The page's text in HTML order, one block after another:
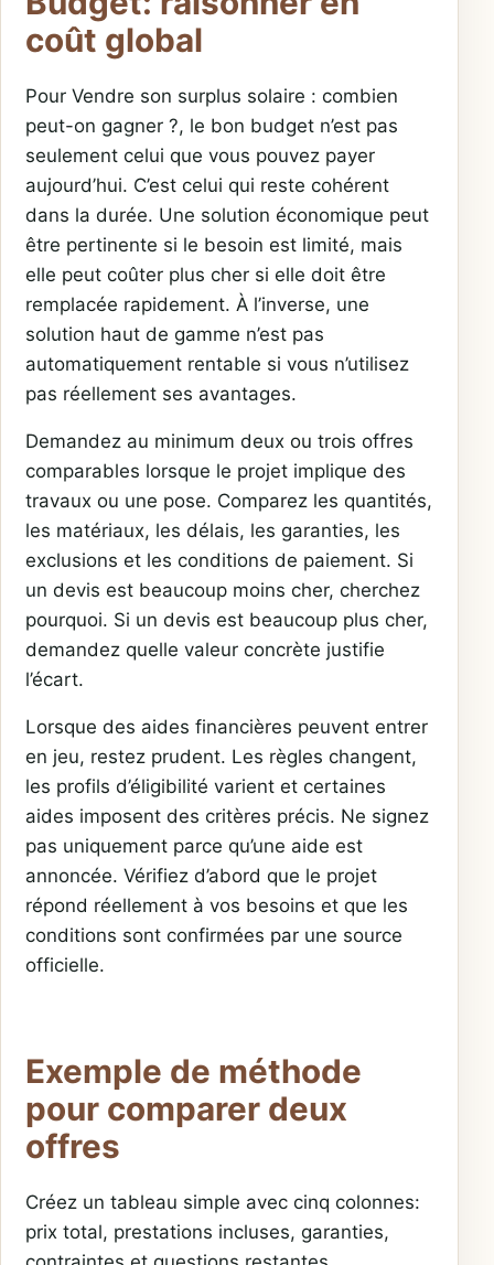
coût global
Pour Vendre son surplus solaire : combien
peut-on gagner ?, le bon budget n’est pas
seulement celui que vous pouvez payer
aujourd’hui. C’est celui qui reste cohérent
dans la durée. Une solution économique peut
être pertinente si le besoin est limité, mais
elle peut coûter plus cher si elle doit être
remplacée rapidement. À l’inverse, une
solution haut de gamme n’est pas
automatiquement rentable si vous n’utilisez
pas réellement ses avantages.
Demandez au minimum deux ou trois offres
comparables lorsque le projet implique des
travaux ou une pose. Comparez les quantités,
les matériaux, les délais, les garanties, les
exclusions et les conditions de paiement. Si
un devis est beaucoup moins cher, cherchez
pourquoi. Si un devis est beaucoup plus cher,
demandez quelle valeur concrète justifie
l’écart.
Lorsque des aides financières peuvent entrer
en jeu, restez prudent. Les règles changent,
les profils d’éligibilité varient et certaines
aides imposent des critères précis. Ne signez
pas uniquement parce qu’une aide est
annoncée. Vérifiez d’abord que le projet
répond réellement à vos besoins et que les
conditions sont confirmées par une source
officielle.
Exemple de méthode
pour comparer deux
offres
Créez un tableau simple avec cinq colonnes:
prix total, prestations incluses, garanties,